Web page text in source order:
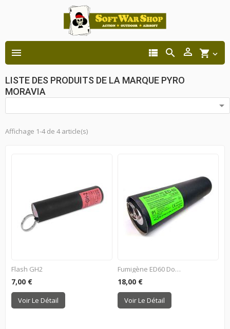
 shopping_cart 



LISTE DES PRODUITS DE LA MARQUE PYRO
MORAVIA

Affichage 1-4 de 4 article(s)
Flash GH2
7,00 €
Voir Le Détail
Fumigène ED60 Double Sortie...
18,00 €
Voir Le Détail